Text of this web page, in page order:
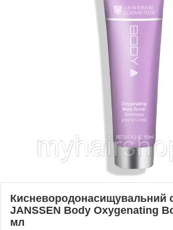
Кисневородонасищувальний
JANSSEN Body Oxygenating
мл